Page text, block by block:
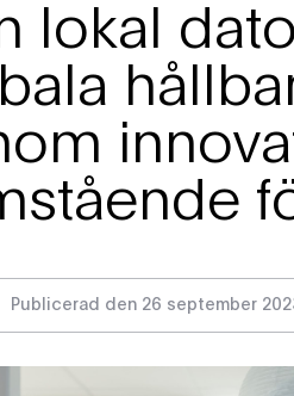
lokal
Publicerad den 26 september